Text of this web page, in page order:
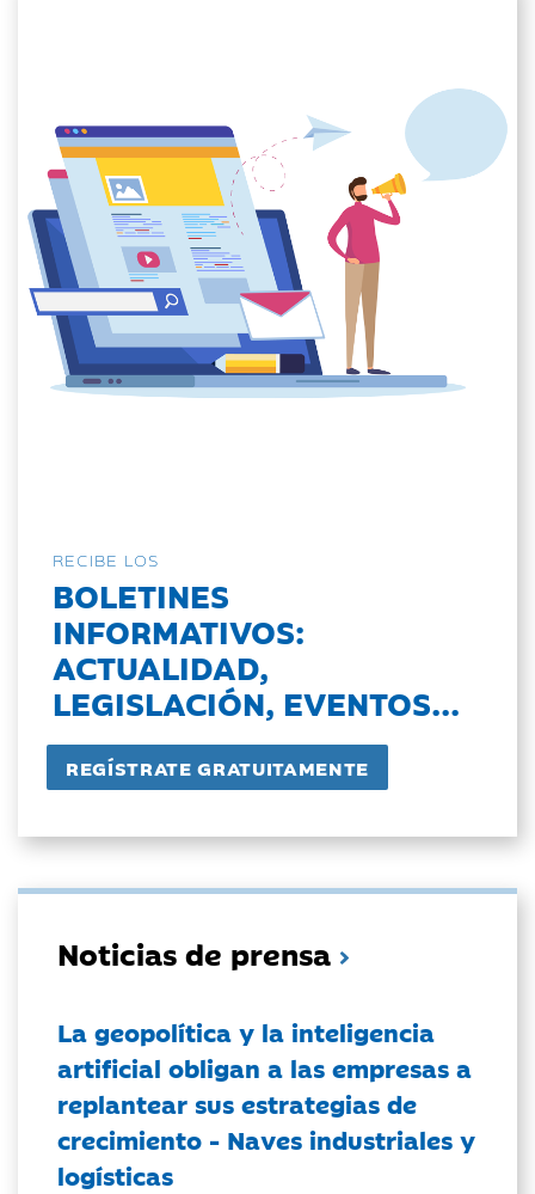
RECIBE LOS
BOLETINES
INFORMATIVOS:
ACTUALIDAD,
LEGISLACIÓN, EVENTOS...
Noticias de prensa
La geopolítica y la inteligencia
artificial obligan a las empresas a
replantear sus estrategias de
crecimiento - Naves industriales y
logísticas